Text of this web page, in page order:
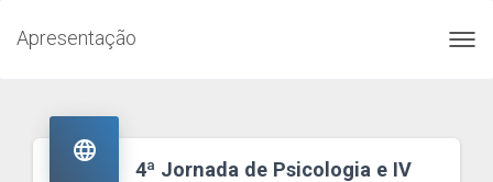
Apresentação

4ª Jornada de Psicologia e IV